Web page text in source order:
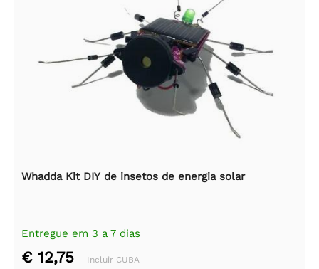
Whadda Kit DIY de insetos de energia solar
Entregue em 3 a 7 dias
€ 12,75 Incluir CUBA